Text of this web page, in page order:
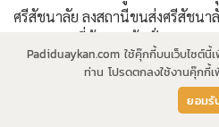
ศรีสัชนาลัย ลงสถานีขนส่งศรีสัชนา
สองแถวมาที่บ้านนาต้นจั่น
Padiduaykan.com ใช้คุ๊กกี้บนเว็บไซต์นี้
ท่าน โปรดตกลงใช้งานคุ๊กกี้เ
ยอมรั